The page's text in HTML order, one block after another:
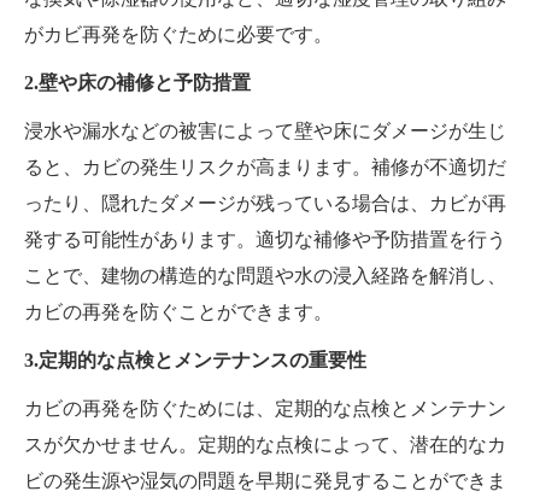
がカビ再発を防ぐために必要です。
2.壁や床の補修と予防措置
浸水や漏水などの被害によって壁や床にダメージが生じ
ると、カビの発生リスクが高まります。補修が不適切だ
ったり、隠れたダメージが残っている場合は、カビが再
発する可能性があります。適切な補修や予防措置を行う
ことで、建物の構造的な問題や水の浸入経路を解消し、
カビの再発を防ぐことができます。
3.定期的な点検とメンテナンスの重要性
カビの再発を防ぐためには、定期的な点検とメンテナン
スが欠かせません。定期的な点検によって、潜在的なカ
ビの発生源や湿気の問題を早期に発見することができま